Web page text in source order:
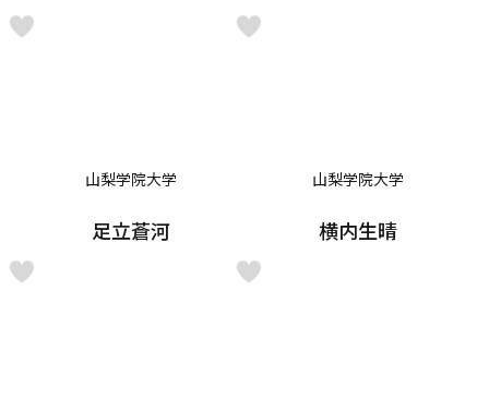
山梨学院大学
足立蒼河
山梨学院大学
横内生晴